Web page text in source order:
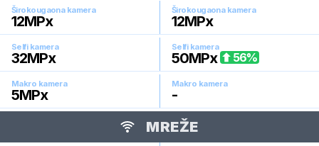
Širokougaona kamera
12MPx
Širokougaona kamera
12MPx
Selfi kamera
32MPx
Selfi kamera
50MPx 56%
Makro kamera
5MPx
Makro kamera
-
MREŽE